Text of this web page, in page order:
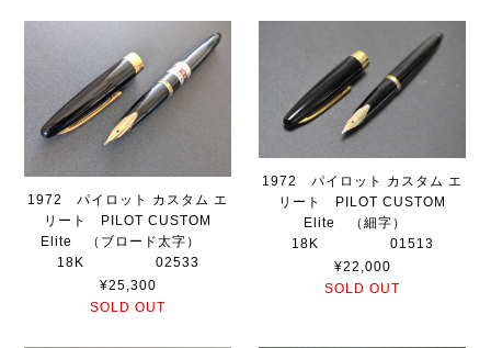
1972 パイロット カスタム エ
リート PILOT CUSTOM
Elite （ブロード太字）
18K 02533
¥25,300
SOLD OUT
1972 パイロット カスタム エ
リート PILOT CUSTOM
Elite （細字）
18K 01513
¥22,000
SOLD OUT